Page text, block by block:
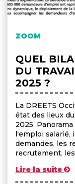
ZOOM
QUEL
DU
2025 ?
La DREETS
état des lieux
2025.
l'emploi salarié,
demandes, les
recrutement,
Lire la suite